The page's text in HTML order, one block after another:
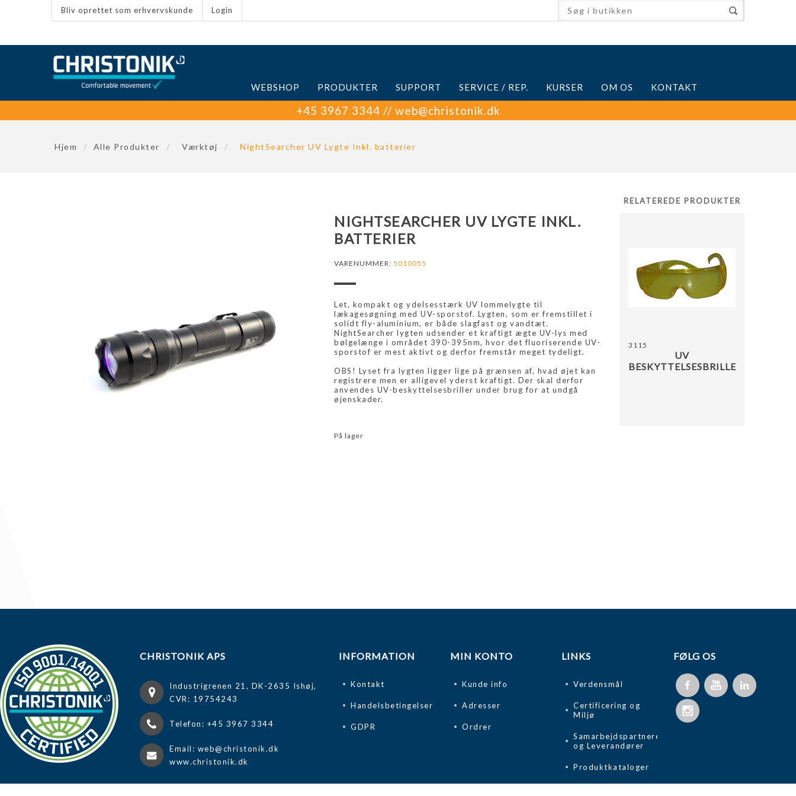
Bliv oprettet som erhvervskunde Login
WEBSHOP PRODUKTER SUPPORT SERVICE / REP. KURSER OM OS KONTAKT
+45 3967 3344 // web@christonik.dk
Hjem / Alle Produkter / Værktøj / NightSearcher UV Lygte Inkl. batterier
NIGHTSEARCHER UV LYGTE INKL.
BATTERIER
VARENUMMER: 5010055
Let, kompakt og ydelsesstærk UV lommelygte til
lækagesøgning med UV-sporstof. Lygten, som er fremstillet i
solidt fly-aluminium, er både slagfast og vandtæt.
NightSearcher lygten udsender et kraftigt ægte UV-lys med
bølgelænge i området 390-395nm, hvor det fluoriserende UV-
sporstof er mest aktivt og derfor fremstår meget tydeligt.
OBS! Lyset fra lygten ligger lige på grænsen af, hvad øjet kan
registrere men er alligevel yderst kraftigt. Der skal derfor
anvendes UV-beskyttelsesbriller under brug for at undgå
øjenskader.
På lager
RELATEREDE PRODUKTER
3115
UV
BESKYTTELSESBRILLER
CHRISTONIK APS
Industrigrenen 21, DK-2635 Ishøj,
CVR: 19754243
Telefon: +45 3967 3344
Email: web@christonik.dk
www.christonik.dk
INFORMATION
Kontakt
Handelsbetingelser
GDPR
MIN KONTO
Kunde info
Adresser
Ordrer
LINKS
Verdensmål
Certificering og
Miljø
Samarbejdspartnere
og Leverandører
Produktkataloger
FØLG OS